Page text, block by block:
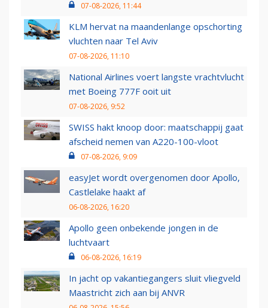
07-08-2026, 11:44
KLM hervat na maandenlange opschorting
vluchten naar Tel Aviv
07-08-2026, 11:10
National Airlines voert langste vrachtvlucht
met Boeing 777F ooit uit
07-08-2026, 9:52
SWISS hakt knoop door: maatschappij gaat
afscheid nemen van A220-100-vloot
07-08-2026, 9:09
easyJet wordt overgenomen door Apollo,
Castlelake haakt af
06-08-2026, 16:20
Apollo geen onbekende jongen in de
luchtvaart
06-08-2026, 16:19
In jacht op vakantiegangers sluit vliegveld
Maastricht zich aan bij ANVR